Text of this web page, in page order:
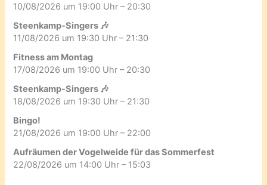
10/08/2026 um 19:00 Uhr – 20:30
Steenkamp-Singers 🎶
11/08/2026 um 19:30 Uhr – 21:30
Fitness am Montag
17/08/2026 um 19:00 Uhr – 20:30
Steenkamp-Singers 🎶
18/08/2026 um 19:30 Uhr – 21:30
Bingo!
21/08/2026 um 19:00 Uhr – 22:00
Aufräumen der Vogelweide für das Sommerfest
22/08/2026 um 14:00 Uhr – 15:03